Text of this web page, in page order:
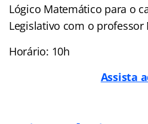
Lógico Matemático para o
Legislativo com o professor
Horário: 10h
Assista